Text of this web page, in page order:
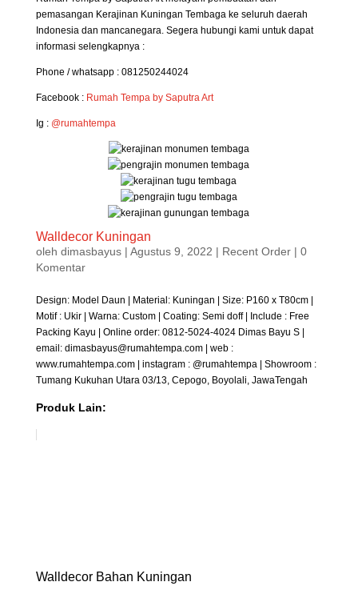
pemasangan Kerajinan Kuningan Tembaga ke seluruh daerah
Indonesia dan mancanegara. Segera hubungi kami untuk dapat
informasi selengkapnya :
Phone / whatsapp : 081250244024
Facebook : Rumah Tempa by Saputra Art
Ig : @rumahtempa
Walldecor Kuningan
oleh dimasbayus| Agustus 9, 2022 | Recent Order| 0
Komentar
Design: Model Daun | Material: Kuningan | Size: P160 x T80cm |
Motif : Ukir | Warna: Custom | Coating: Semi doff | Include : Free
Packing Kayu | Online order: 0812-5024-4024 Dimas Bayu S |
email: dimasbayus@rumahtempa.com | web :
www.rumahtempa.com | instagram : @rumahtempa | Showroom :
Tumang Kukuhan Utara 03/13, Cepogo, Boyolali, JawaTengah
Produk Lain:
Walldecor Bahan Kuningan